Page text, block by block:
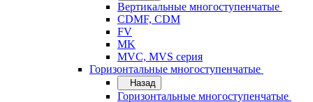
Вертикальные многоступенчатые
CDMF, CDM
FV
MK
MVC, MVS серия
Горизонтальные многоступенчатые
Назад
Горизонтальные многоступенчатые